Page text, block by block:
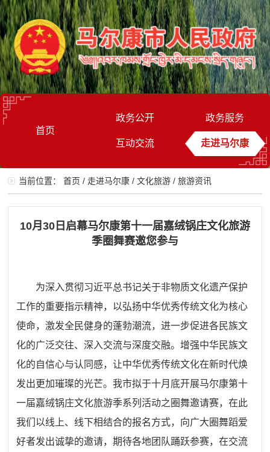
首页
政务公开 政务服务
互动交流 走进马尔康
当前位置：首页 /走进马尔康 /文化旅游 /旅游资讯
10月30日启幕马尔康第十一届嘉绒锅庄文化旅游
季圈舞赛邀您参与
为深入贯彻习近平总书记关于非物质文化遗产保护
工作的重要指示精神，以弘扬中华优秀传统文化为核心
使命，激发全民健身的蓬勃潮流，进一步促进各民族文
化的广泛交往、深入交流与深度交融。增强中华民族文
化的自信心与认同感，让中华优秀传统文化在新时代焕
发出更加璀璨的光芒。我市拟于十月底开展马尔康第十
一届嘉绒锅庄文化旅游季系列活动之圈舞邀请赛，在此
我们以线上、线下相结合的报名方式，向广大圈舞蹈爱
好者发出诚挚的邀请，期待各地团队踊跃参赛，在交流